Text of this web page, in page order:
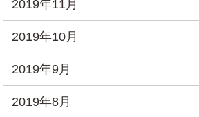
2019年11月
2019年10月
2019年9月
2019年8月